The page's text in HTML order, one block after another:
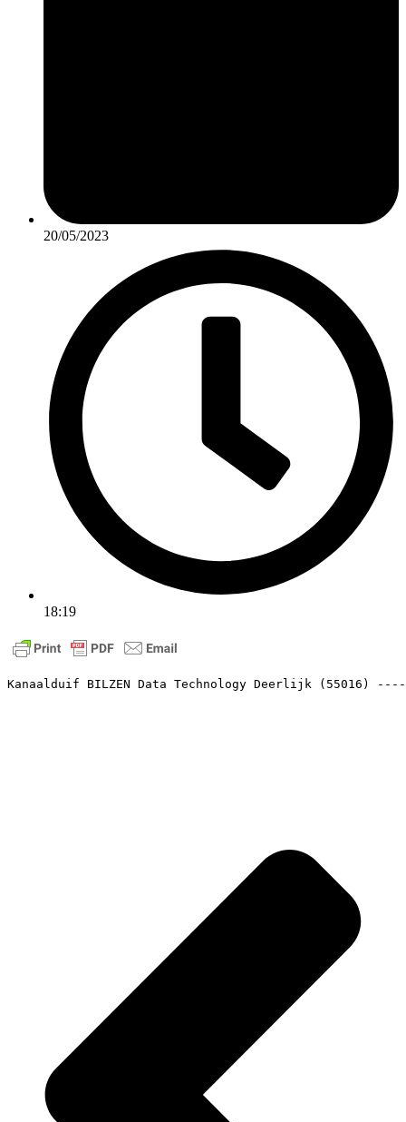
20/05/2023
18:19
Kanaalduif BILZEN Data Technology Deerlijk (55016)